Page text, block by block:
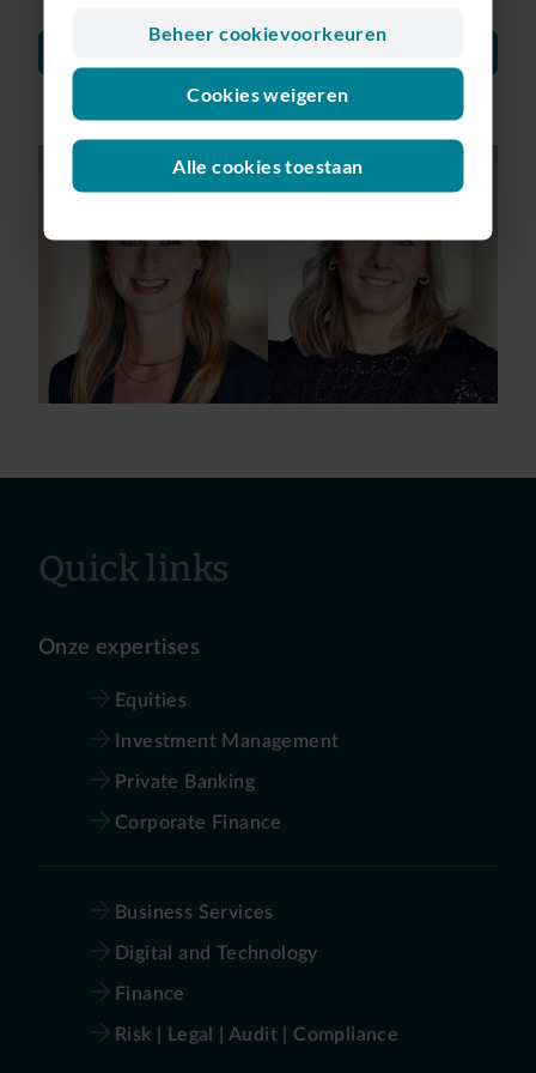
Alle cookies toestaan
Beheer cookievoorkeuren
Cookies weigeren
Quick links
Onze expertises
Equities
Investment Management
Private Banking
Corporate Finance
Business Services
Digital and Technology
Finance
Risk | Legal | Audit | Compliance